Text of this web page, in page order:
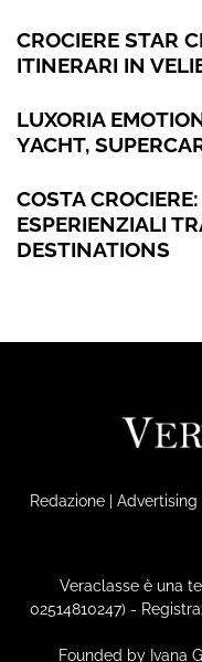
CROCIERE STAR
ITINERARI IN
LUXORIA
YACHT,
COSTA
ESPERIENZIALI
DESTINATIONS
Redazione| Advertising
Veraclasse è una
02514810247) -
Founded by Ivana